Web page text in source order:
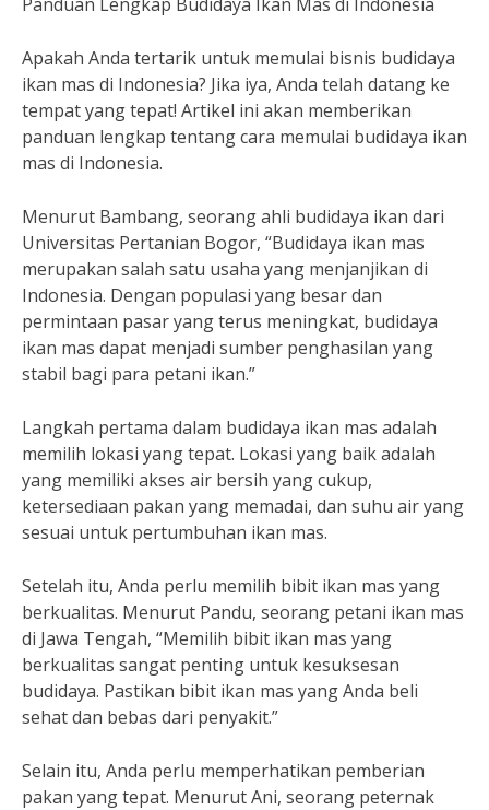
Apakah Anda tertarik untuk memulai bisnis budidaya
ikan mas di Indonesia? Jika iya, Anda telah datang ke
tempat yang tepat! Artikel ini akan memberikan
panduan lengkap tentang cara memulai budidaya ikan
mas di Indonesia.
Menurut Bambang, seorang ahli budidaya ikan dari
Universitas Pertanian Bogor, “Budidaya ikan mas
merupakan salah satu usaha yang menjanjikan di
Indonesia. Dengan populasi yang besar dan
permintaan pasar yang terus meningkat, budidaya
ikan mas dapat menjadi sumber penghasilan yang
stabil bagi para petani ikan.”
Langkah pertama dalam budidaya ikan mas adalah
memilih lokasi yang tepat. Lokasi yang baik adalah
yang memiliki akses air bersih yang cukup,
ketersediaan pakan yang memadai, dan suhu air yang
sesuai untuk pertumbuhan ikan mas.
Setelah itu, Anda perlu memilih bibit ikan mas yang
berkualitas. Menurut Pandu, seorang petani ikan mas
di Jawa Tengah, “Memilih bibit ikan mas yang
berkualitas sangat penting untuk kesuksesan
budidaya. Pastikan bibit ikan mas yang Anda beli
sehat dan bebas dari penyakit.”
Selain itu, Anda perlu memperhatikan pemberian
pakan yang tepat. Menurut Ani, seorang peternak